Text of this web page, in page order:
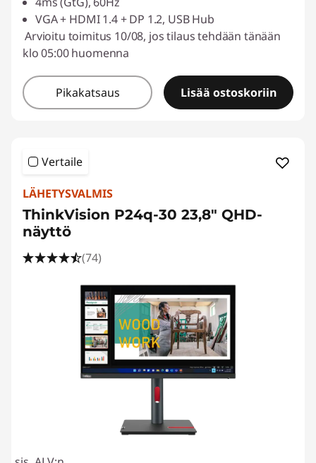
VGA + HDMI 1.4 + DP 1.2, USB Hub
Arvioitu toimitus 10/08, jos tilaus tehdään tänään
klo 05:00 huomenna
Pikakatsaus Lisää ostoskoriin
Vertaile
LÄHETYSVALMIS
ThinkVision P24q-30 23,8" QHD-
näyttö
(74)